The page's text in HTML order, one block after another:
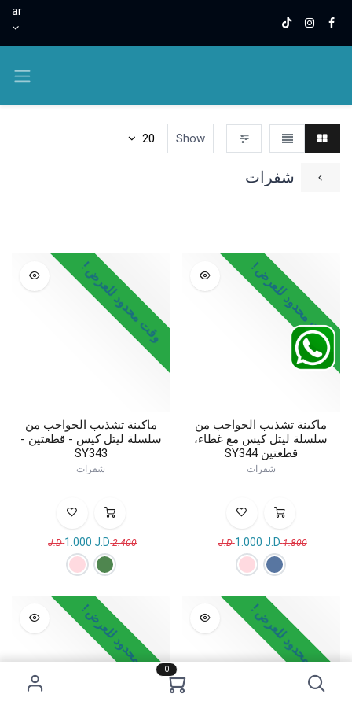
0
ar
شفرات
Show
20
وقت محدود للعرض !
ماكينة تشذيب الحواجب من
سلسلة ليتل كيس مع غطاء،
قطعتين SY344
شفرات
1.800
J.D
1.000 J.D
وقت محدود للعرض !
ماكينة تشذيب الحواجب من
سلسلة ليتل كيس - قطعتين -
SY343
شفرات
2.400
J.D
1.000 J.D
وقت محدود للعرض ! وقت محدود للعرض !